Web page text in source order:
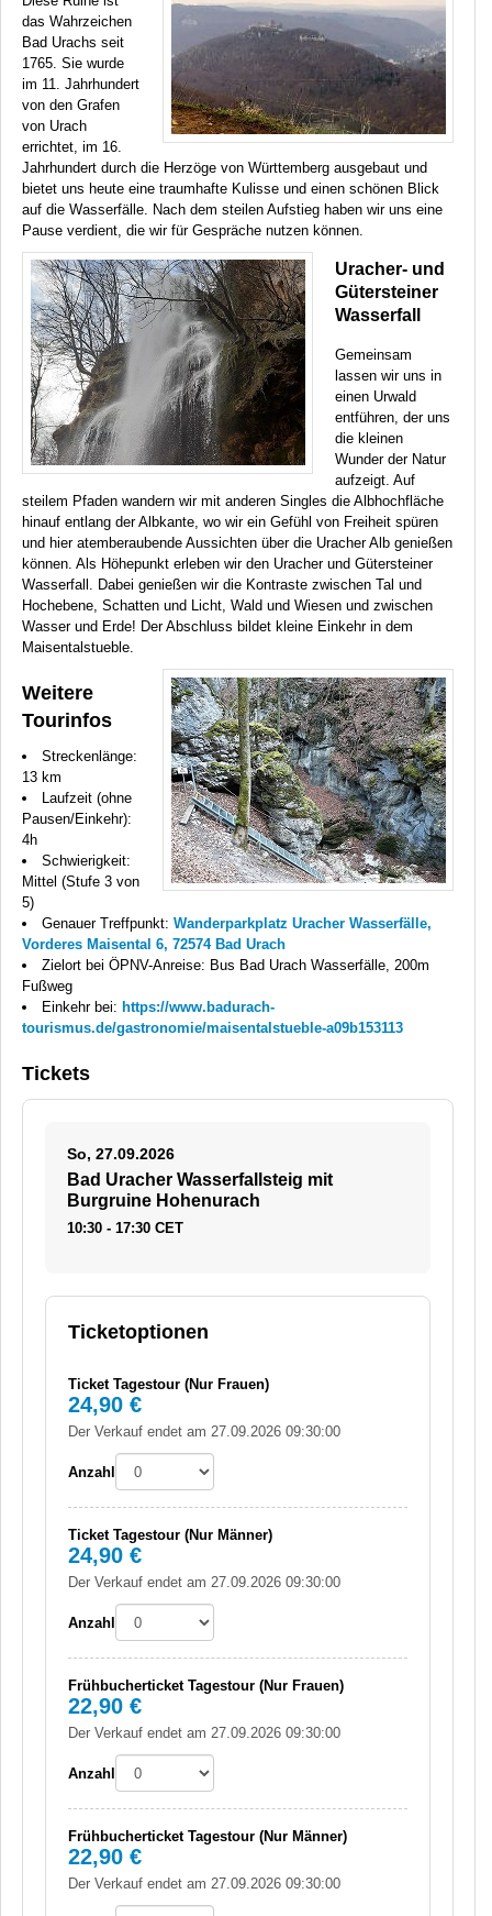
das Wahrzeichen
Bad Urachs seit
1765. Sie wurde
im 11. Jahrhundert
von den Grafen
von Urach
errichtet, im 16.
Jahrhundert durch die Herzöge von Württemberg ausgebaut und
bietet uns heute eine traumhafte Kulisse und einen schönen Blick
auf die Wasserfälle. Nach dem steilen Aufstieg haben wir uns eine
Pause verdient, die wir für Gespräche nutzen können.
Uracher- und
Gütersteiner
Wasserfall
Gemeinsam
lassen wir uns in
einen Urwald
entführen, der uns
die kleinen
Wunder der Natur
aufzeigt. Auf
steilem Pfaden wandern wir mit anderen Singles die Albhochfläche
hinauf entlang der Albkante, wo wir ein Gefühl von Freiheit spüren
und hier atemberaubende Aussichten über die Uracher Alb genießen
können. Als Höhepunkt erleben wir den Uracher und Gütersteiner
Wasserfall. Dabei genießen wir die Kontraste zwischen Tal und
Hochebene, Schatten und Licht, Wald und Wiesen und zwischen
Wasser und Erde! Der Abschluss bildet kleine Einkehr in dem
Maisentalstueble.
Weitere
Tourinfos
Streckenlänge:
13 km
Laufzeit (ohne
Pausen/Einkehr):
4h
Schwierigkeit:
Mittel (Stufe 3 von
5)
Genauer Treffpunkt: Wanderparkplatz Uracher Wasserfälle,
Vorderes Maisental 6, 72574 Bad Urach
Zielort bei ÖPNV-Anreise: Bus Bad Urach Wasserfälle, 200m
Fußweg
Einkehr bei: https://www.badurach-
tourismus.de/gastronomie/maisentalstueble-a09b153113
Tickets
So, 27.09.2026
Bad Uracher Wasserfallsteig mit
Burgruine Hohenurach
10:30 - 17:30 CET
Ticketoptionen
Ticket Tagestour (Nur Frauen)
24,90 €
Der Verkauf endet am 27.09.2026 09:30:00
Anzahl
Ticket Tagestour (Nur Männer)
24,90 €
Der Verkauf endet am 27.09.2026 09:30:00
Anzahl
Frühbucherticket Tagestour (Nur Frauen)
22,90 €
Der Verkauf endet am 27.09.2026 09:30:00
Anzahl
Frühbucherticket Tagestour (Nur Männer)
22,90 €
Der Verkauf endet am 27.09.2026 09:30:00